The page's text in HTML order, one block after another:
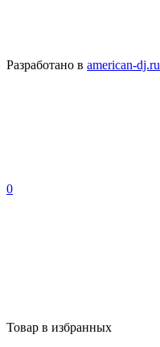
Разработано в american-dj.ru
0
Товар в избранных